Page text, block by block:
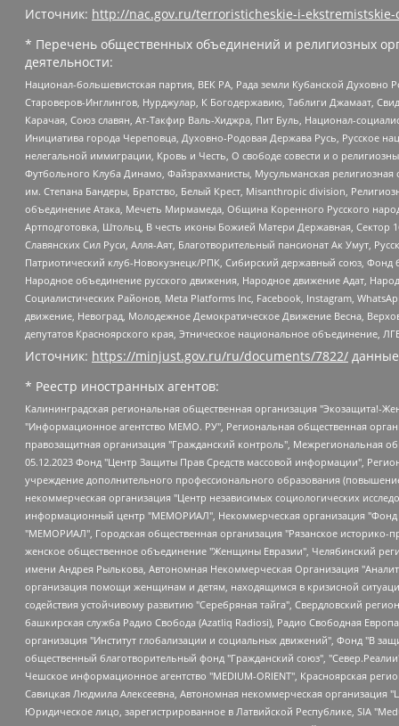
Источник: http://nac.gov.ru/terroristicheskie-i-
* Перечень общественных объединений и религиозных
деятельности:
Национал-большевистская партия, ВЕК РА, Рада земли Кубанской
Староверов-Инглингов, Нурджулар, К Богодержавию, Таблиги Джамаат,
Карачая, Союз славян, Ат-Такфир Валь-Хиджра, Пит Буль, Национал-
Инициатива города Череповца, Духовно-Родовая Держава Русь, Русское
нелегальной иммиграции, Кровь и Честь, О свободе совести и о
Футбольного Клуба Динамо, Файзрахманисты, Мусульманская
им. Степана Бандеры, Братство, Белый Крест, Misanthropic division,
объединение Атака, Мечеть Мирмамеда, Община Коренного Русского
Артподготовка, Штольц, В честь иконы Божией Матери Державная,
Славянских Сил Руси, Алля-Аят, Благотворительный пансионат Ак Умут,
Патриотический клуб-Новокузнецк/РПК, Сибирский державный союз,
Народное объединение русского движения, Народное движение Адат,
Социалистических Районов, Meta Platforms Inc, Facebook, Instagram,
движение, Невоград, Молодежное Демократическое Движение Весна,
депутатов Красноярского края, Этническое национальное объединение,
Источник: https://minjust.gov.ru/ru/documents/7822/
* Реестр иностранных агентов:
Калининградская региональная общественная организация "Экозащита!-Женсовет", Фонд содействия защите прав и свобод граждан "Общественный вердикт", Фонд "Институт Развития Свободы Информации", Частное учреждение "Информационное агентство МЕМО. РУ", Региональная общественная организация "Общественная комиссия по сохранению наследия академика Сахарова", Фонд поддержки свободы прессы, Санкт-Петербургская общественная правозащитная организация "Гражданский контроль", Межрегиональная общественная организация "Информационно-просветительский центр "Мемориал", Региональный Фонд "Центр Защиты Прав Средств Массовой Информации", с 05.12.2023 Фонд "Центр Защиты Прав Средств массовой информации", Региональная общественная благотворительная организация помощи беженцам и мигрантам "Гражданское содействие", Негосударственное образовательное учреждение дополнительного профессионального образования (повышение квалификации) специалистов "АКАДЕМИЯ ПО ПРАВАМ ЧЕЛОВЕКА", Свердловская региональная общественная организация "Сутяжник", Автономная некоммерческая организация "Центр независимых социологических исследований", Союз общественных объединений "Российский исследовательский центр по правам человека", Региональное общественное учреждение научно-информационный центр "МЕМОРИАЛ", Некоммерческая организация "Фонд защиты гласности", Автономная некоммерческая организация "Институт прав человека", Городская общественная организация "Екатеринбургское общество "МЕМОРИАЛ", Городская общественная организация "Рязанское историко-просветительское и правозащитное общество "Мемориал" (Рязанский Мемориал), Челябинский региональный орган общественной самодеятельности – женское общественное объединение "Женщины Евразии", Челябинский региональный орган общественной самодеятельности "Уральская правозащитная группа", Фонд содействия защите здоровья и социальной справедливости имени Андрея Рылькова, Автономная Некоммерческая Организация "Аналитический Центр Юрия Левады", Автономная некоммерческая организация социальной поддержки населения "Проект Апрель", Региональная общественная организация помощи женщинам и детям, находящимся в кризисной ситуации "Информационно-методический центр "Анна", Фонд содействия развитию массовых коммуникаций и правовому просвещению "Так-так-Так", Фонд содействия устойчивому развитию "Серебряная тайга", Свердловский региональный общественный фонд социальных проектов "Новое время", "Idel.Реалии", Кавказ.Реалии, Крым.Реалии, Телеканал Настоящее Время, Татаро-башкирская служба Радио Свобода (Azatliq Radiosi), Радио Свободная Европа/Радио Свобода (PCE/PC), "Сибирь.Реалии", "Фактограф", Благотворительный фонд помощи осужденным и их семьям, Автономная некоммерческая организация "Институт глобализации и социальных движений", Фонд "В защиту прав заключенных", Частное учреждение "Центр поддержки и содействия развитию средств массовой информации", Пензенский региональный общественный благотворительный фонд "Гражданский союз", "Север.Реалии", Некоммерческая организация Фонд "Правовая инициатива", Общество с ограниченной ответственностью "Радио Свободная Европа/Радио Свобода", Чешское информационное агентство "MEDIUM-ORIENT", Красноярская региональная общественная организация "Мы против СПИДа",